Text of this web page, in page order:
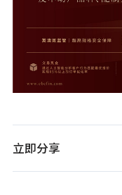
立即分享